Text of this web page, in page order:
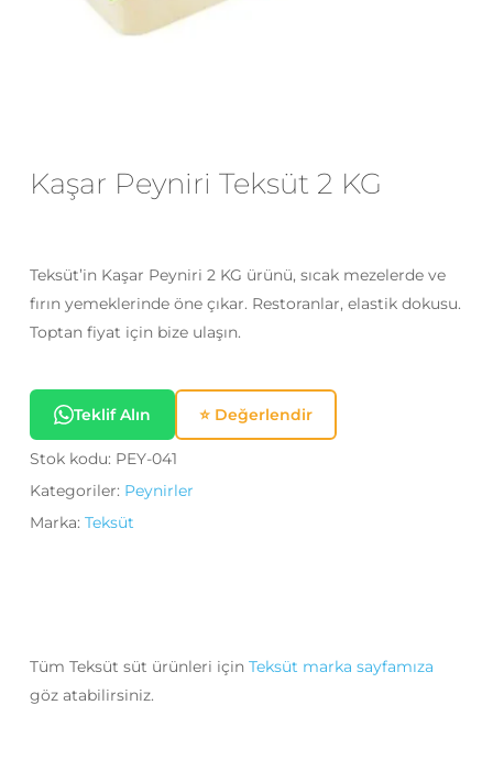
Kaşar Peyniri Teksüt 2 KG
Teksüt’in Kaşar Peyniri 2 KG ürünü, sıcak mezelerde ve
fırın yemeklerinde öne çıkar. Restoranlar, elastik dokusu.
Toptan fiyat için bize ulaşın.
Teklif Alın ⭐ Değerlendir
Stok kodu: PEY-041
Kategoriler: Peynirler
Marka: Teksüt
Tüm Teksüt süt ürünleri için Teksüt marka sayfamıza
göz atabilirsiniz.
E-posta
ve site adresim bu tarayıcıya